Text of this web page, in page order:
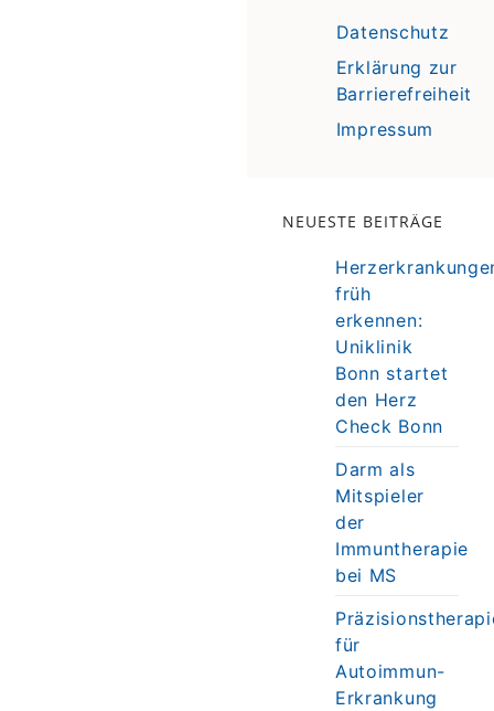
Datenschutz
Erklärung zur
Barrierefreiheit
Impressum
NEUESTE BEITRÄGE
früh
erkennen:
Uniklinik
Bonn startet
den Herz
Check Bonn
Darm als
Mitspieler
der
Immuntherapie
bei MS
für
Autoimmun-
Erkrankung